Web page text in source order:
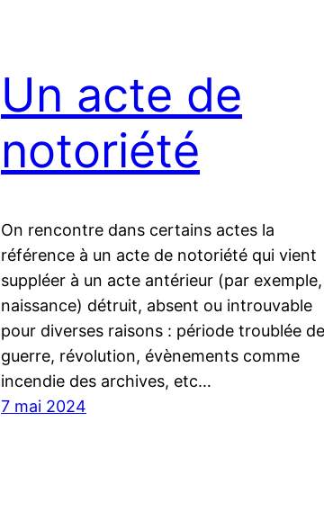
Un acte de
notoriété
On rencontre dans certains actes la
référence à un acte de notoriété qui vient
suppléer à un acte antérieur (par exemple,
naissance) détruit, absent ou introuvable
pour diverses raisons : période troublée de
guerre, révolution, évènements comme
incendie des archives, etc…
7 mai 2024